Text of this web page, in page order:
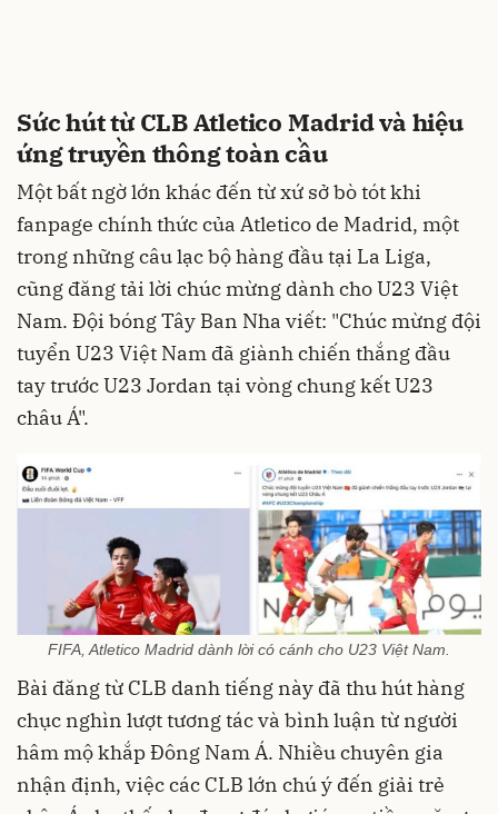
Sức hút từ CLB Atletico Madrid và hiệu
ứng truyền thông toàn cầu
Một bất ngờ lớn khác đến từ xứ sở bò tót khi
fanpage chính thức của Atletico de Madrid, một
trong những câu lạc bộ hàng đầu tại La Liga,
cũng đăng tải lời chúc mừng dành cho U23 Việt
Nam. Đội bóng Tây Ban Nha viết: "Chúc mừng đội
tuyển U23 Việt Nam đã giành chiến thắng đầu
tay trước U23 Jordan tại vòng chung kết U23
châu Á".
FIFA, Atletico Madrid dành lời có cánh cho U23 Việt Nam.
Bài đăng từ CLB danh tiếng này đã thu hút hàng
chục nghìn lượt tương tác và bình luận từ người
hâm mộ khắp Đông Nam Á. Nhiều chuyên gia
nhận định, việc các CLB lớn chú ý đến giải trẻ